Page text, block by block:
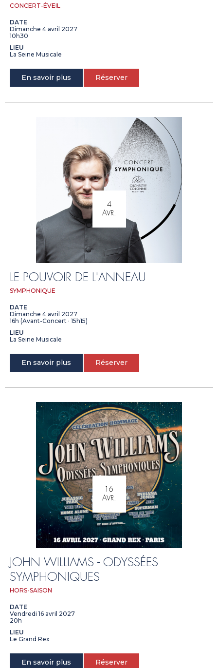
CONCERT-ÉVEIL
DATE
Dimanche 4 avril 2027
10h30
LIEU
La Seine Musicale
En savoir plus Réserver
4
AVR.
LE POUVOIR DE L'ANNEAU
SYMPHONIQUE
DATE
Dimanche 4 avril 2027
16h (Avant-Concert · 15h15)
LIEU
La Seine Musicale
En savoir plus Réserver
16
AVR.
JOHN WILLIAMS - ODYSSÉES
SYMPHONIQUES
HORS-SAISON
DATE
Vendredi 16 avril 2027
20h
LIEU
Le Grand Rex
En savoir plus Réserver